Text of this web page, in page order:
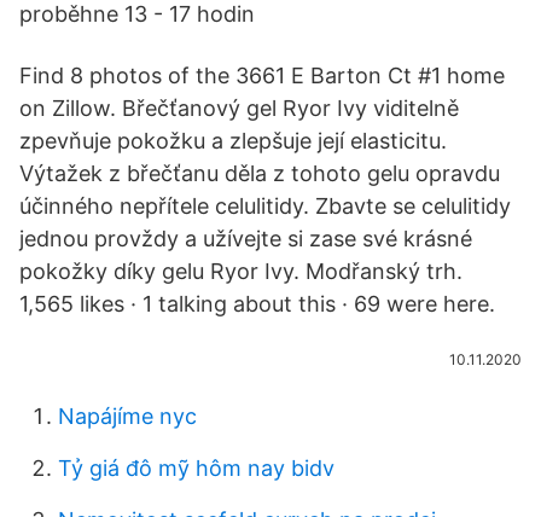
proběhne 13 - 17 hodin
Find 8 photos of the 3661 E Barton Ct #1 home
on Zillow. Břečťanový gel Ryor Ivy viditelně
zpevňuje pokožku a zlepšuje její elasticitu.
Výtažek z břečťanu děla z tohoto gelu opravdu
účinného nepřítele celulitidy. Zbavte se celulitidy
jednou provždy a užívejte si zase své krásné
pokožky díky gelu Ryor Ivy. Modřanský trh.
1,565 likes · 1 talking about this · 69 were here.
10.11.2020
Napájíme nyc
Tỷ giá đô mỹ hôm nay bidv